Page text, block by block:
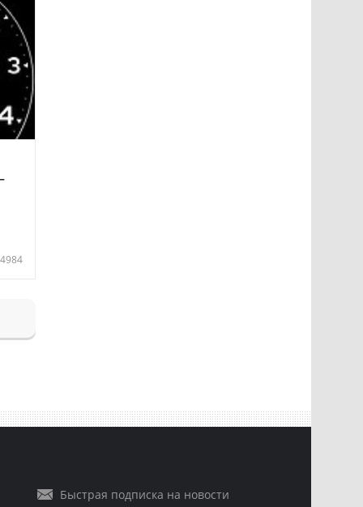
4984
Быстрая подписка на новости